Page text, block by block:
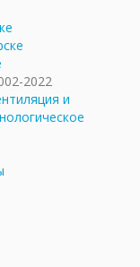
2022
и